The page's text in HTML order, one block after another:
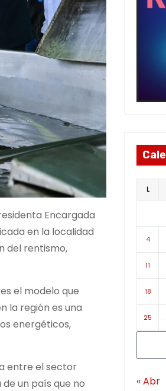
Encargada
en la localidad
del rentismo,
el modelo que
la región es una
energéticos,
entre el sector
un país que no
L
4
11
18
25
« Abr